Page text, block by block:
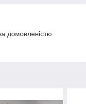
домовленістю